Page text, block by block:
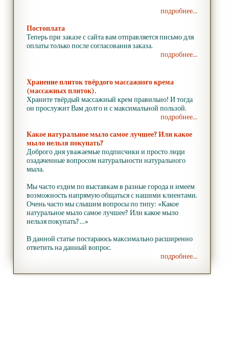
подробнее...
Постоплата
Теперь при заказе с сайта вам отправляется письмо для
оплаты только после согласования заказа.
подробнее...
Хранение плиток твёрдого массажного крема
(массажных плиток).
Храните твёрдый массажный крем правильно! И тогда
он прослужит Вам долго и с максимальной пользой.
подробнее...
Какое натуральное мыло самое лучшее? Или какое
мыло нельзя покупать?
Доброго дня уважаемые подписчики и просто люди
озадаченные вопросом натуральности натурального
мыла.
Мы часто ездим по выставкам в разные города и имеем
возможность напрямую общаться с нашими клиентами.
Очень часто мы слышим вопросы по типу: «Какое
натуральное мыло самое лучшее? Или какое мыло
нельзя покупать?…»
В данной статье постараюсь максимально расширенно
ответить на данный вопрос.
подробнее...